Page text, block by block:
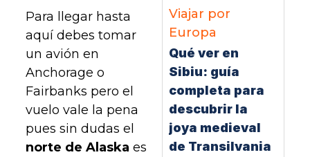
Para llegar hasta
aquí debes tomar
un avión en
Anchorage o
Fairbanks pero el
vuelo vale la pena
pues sin dudas el
norte de Alaska es
Viajar por
Europa
Qué ver en
Sibiu: guía
completa para
descubrir la
joya medieval
de Transilvania